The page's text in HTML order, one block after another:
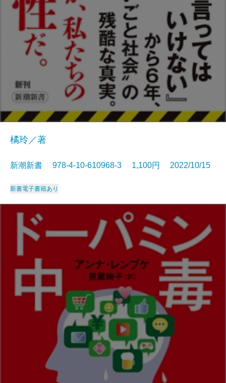
橘玲／著
新潮新書 978-4-10-610968-3 1,100円 2022/10/15
新書電子書籍あり